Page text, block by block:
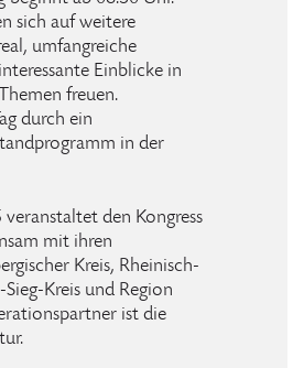
sich auf weitere
umfangreiche
Einblicke in
freuen.
durch ein
in der
den Kongress
mit ihren
Kreis, Rheinisch-
Kreis und Region
ist die